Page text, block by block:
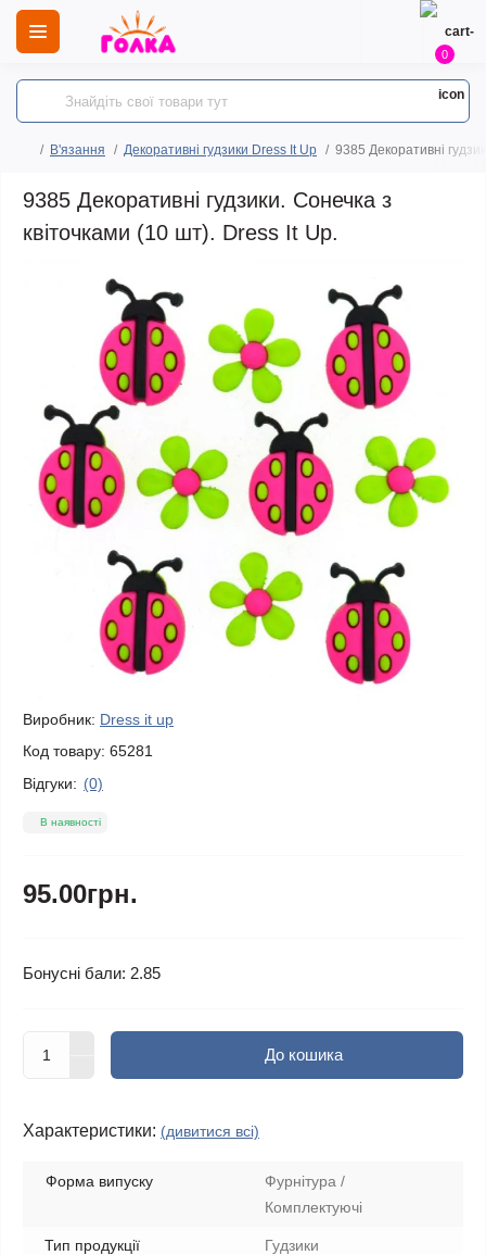
0
В'язання Декоративні гудзики Dress It Up 9385 Декоративні
9385 Декоративні гудзики. Сонечка з
квіточками (10 шт). Dress It Up.
Виробник: Dress it up
Код товару: 65281
Відгуки: (0)
В наявності
95.00грн.
Бонусні бали: 2.85
До кошика
Характеристики: (дивитися всі)
Форма випуску
Фурнітура /
Комплектуючі
Тип продукції Гудзики